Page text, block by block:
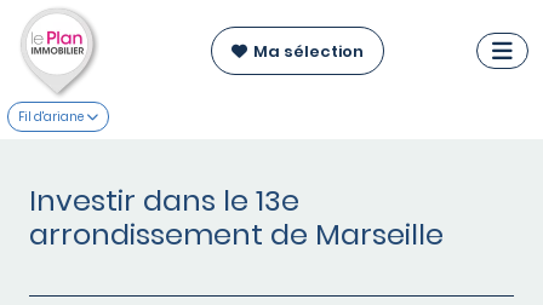
Ma sélection
Fil d'ariane
Investir dans le 13e
arrondissement de Marseille